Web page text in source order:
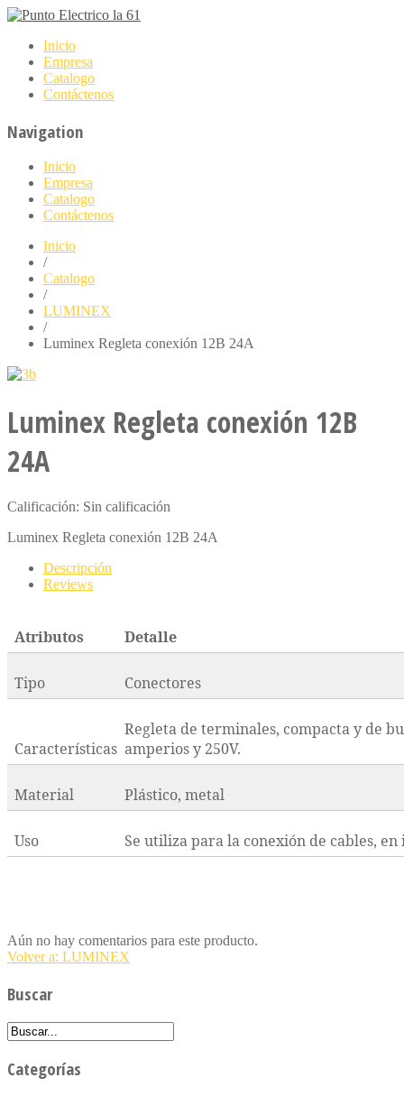
Inicio
Empresa
Catalogo
Contáctenos
Navigation
Inicio
Empresa
Catalogo
Contáctenos
Inicio
/
Catalogo
/
LUMINEX
/
Luminex Regleta conexión 12B 24A
Luminex Regleta conexión 12B
24A
Calificación: Sin calificación
Luminex Regleta conexión 12B 24A
Descripción
Reviews
Atributos Detalle
Tipo Conectores
Características
Regleta de terminales, compacta y de
amperios y 250V.
Material Plástico, metal
Uso Se utiliza para la conexión de cables,
Aún no hay comentarios para este producto.
Volver a: LUMINEX
Buscar
Categorías